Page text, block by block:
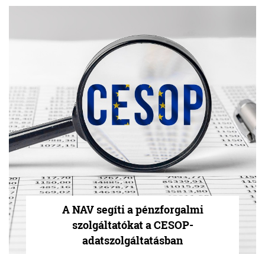
A NAV segíti a pénzforgalmi
szolgáltatókat a CESOP-
adatszolgáltatásban